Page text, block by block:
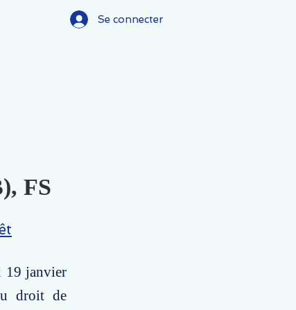
Se connecter
FS
19 janvier
droit de